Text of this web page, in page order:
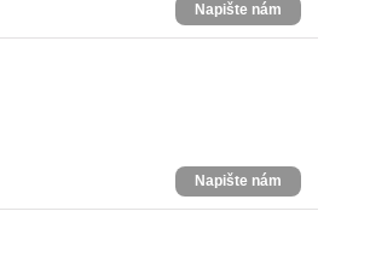
Napište nám
Napište nám